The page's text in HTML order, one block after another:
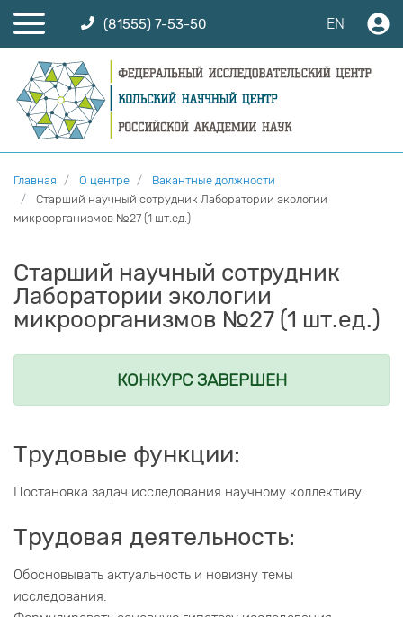
(81555) 7-53-50 EN
Главная О центре
Вакантные должности
Старший научный сотрудник Лаборатории экологии
микроорганизмов №27 (1 шт.ед.)
Старший научный сотрудник
Лаборатории экологии
микроорганизмов №27 (1 шт.ед.)
КОНКУРС ЗАВЕРШЕН
Трудовые функции:
Постановка задач исследования научному коллективу.
Трудовая деятельность:
Обосновывать актуальность и новизну темы
исследования.